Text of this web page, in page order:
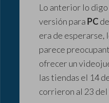
Lo anterior lo
versión para PCde
era de esperarse,
parece
ofrecer un
las tiendas el 14
corrieron al 23 del